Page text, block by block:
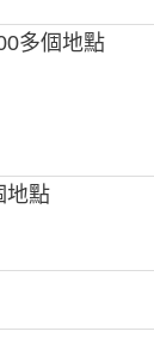
多個地點
地點